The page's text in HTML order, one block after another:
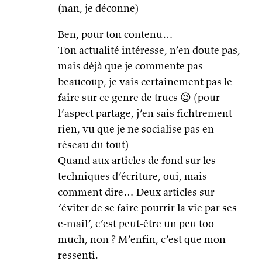
(nan, je déconne)
Ben, pour ton contenu…
Ton actualité intéresse, n’en doute pas,
mais déjà que je commente pas
beaucoup, je vais certainement pas le
faire sur ce genre de trucs 😉 (pour
l’aspect partage, j’en sais fichtrement
rien, vu que je ne socialise pas en
réseau du tout)
Quand aux articles de fond sur les
techniques d’écriture, oui, mais
comment dire… Deux articles sur
‘éviter de se faire pourrir la vie par ses
e-mail’, c’est peut-être un peu too
much, non ? M’enfin, c’est que mon
ressenti.